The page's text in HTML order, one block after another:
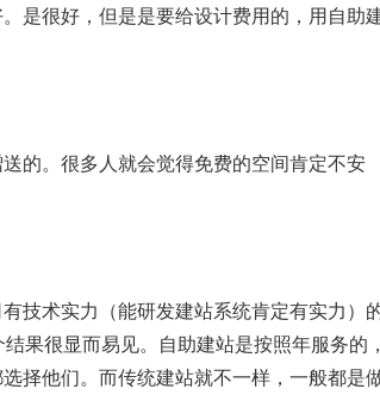
是很好，但是是要给设计费用的，用自助
的。很多人就会觉得免费的空间肯定不安
技术实力（能研发建站系统肯定有实力）
果很显而易见。自助建站是按照年服务的，
择他们。而传统建站就不一样，一般都是